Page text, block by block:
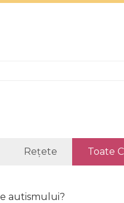
Rețete Toate
autismului?